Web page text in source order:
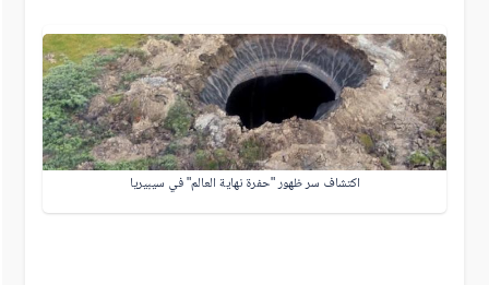
اكتشاف سر ظهور "حفرة نهاية العالم" في سيبيريا